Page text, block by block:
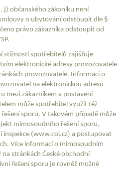
j) občanského zákoníku není
o ubytování odstoupit dle §
právo zákazníka odstoupit od
stížností spotřebitelů zajišťuje
elektronické adresy provozovatele
provozovatele. Informaci o
na elektronickou adresu
mezi zákazníkem v postavení
může spotřebitel využít též
sporu. V takovém případě může
mimosoudního řešení sporu,
inspekce (www.coi.cz) a postupovat
Více informací o mimosoudním
na stránkách České obchodní
řešení sporu je rovněž možné